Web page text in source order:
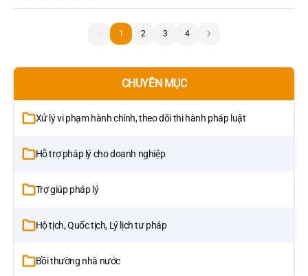
11 2 3 4
CHUYÊN MỤC
Xử lý vi phạm hành chính, theo dõi thi hành pháp luật
Hỗ trợ pháp lý cho doanh nghiệp
Trợ giúp pháp lý
Hộ tịch, Quốc tịch, Lý lịch tư pháp
Bồi thường nhà nước